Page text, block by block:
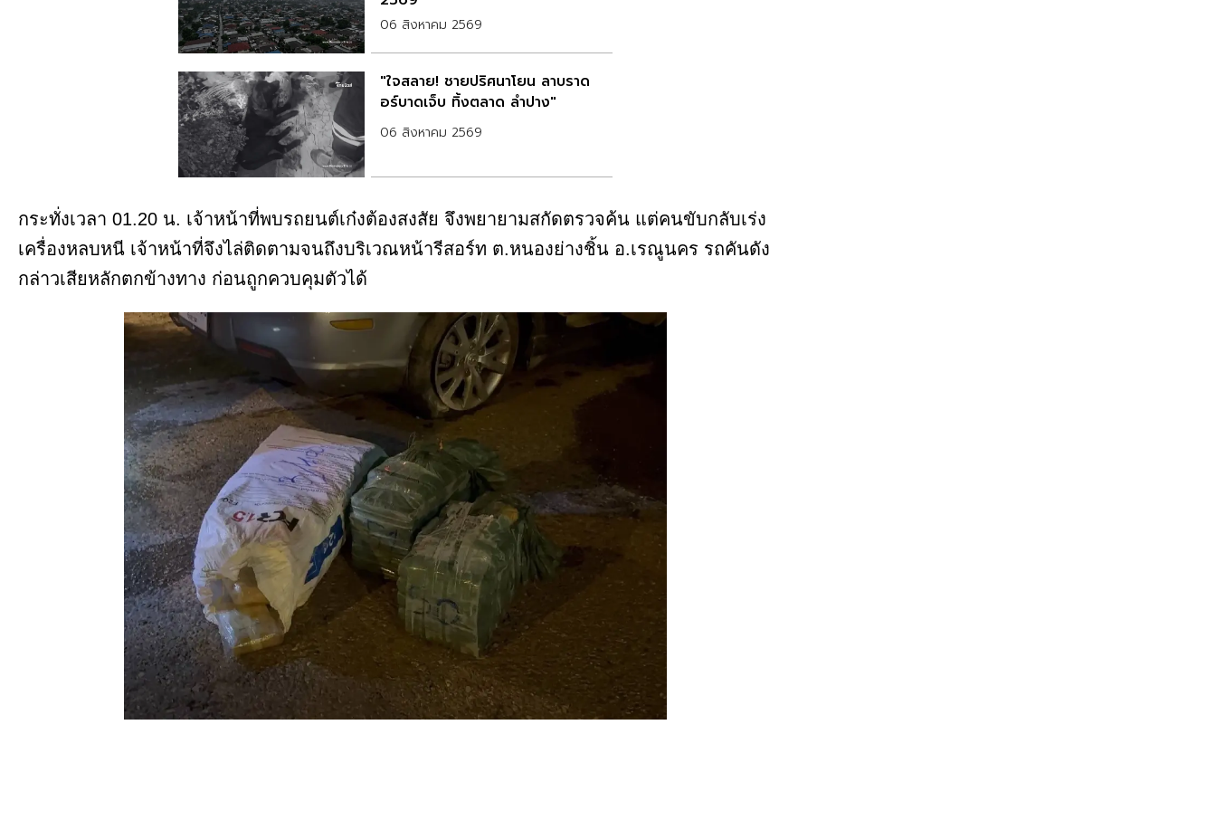
06 สิงหาคม 2569
"ใจสลาย! ชายปริศนาโยน ลาบราด
อร์บาดเจ็บ ทิ้งตลาด ลำปาง"
06 สิงหาคม 2569
กระทั่งเวลา 01.20 น. เจ้าหน้าที่พบรถยนต์เก๋งต้องสงสัย จึงพยายามสกัดตรวจค้น แต่คนขับกลับเร่ง
เครื่องหลบหนี เจ้าหน้าที่จึงไล่ติดตามจนถึงบริเวณหน้ารีสอร์ท ต.หนองย่างชิ้น อ.เรณูนคร รถคันดัง
กล่าวเสียหลักตกข้างทาง ก่อนถูกควบคุมตัวได้